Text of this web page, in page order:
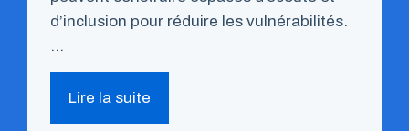
d’inclusion pour réduire les vulnérabilités.
…
Lire la suite